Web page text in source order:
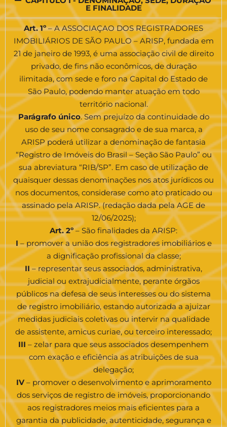
E FINALIDADE
Art. 1º– A ASSOCIAÇAO DOS REGISTRADORES
IMOBILIÁRIOS DE SÃO PAULO – ARISP, fundada em
21 de janeiro de 1993, é uma associação civil de direito
privado, de fins não econômicos, de duração
ilimitada, com sede e foro na Capital do Estado de
São Paulo, podendo manter atuação em todo
território nacional.
Parágrafo único. Sem prejuízo da continuidade do
uso de seu nome consagrado e de sua marca, a
ARISP poderá utilizar a denominação de fantasia
“Registro de Imóveis do Brasil – Seção São Paulo” ou
sua abreviatura “RIB/SP”. Em caso de utilização de
quaisquer dessas denominações nos atos jurídicos ou
nos documentos, considerase como ato praticado ou
assinado pela ARISP. (redação dada pela AGE de
12/06/2025);
Art. 2º– São finalidades da ARISP:
I– promover a união dos registradores imobiliários e
a dignificação profissional da classe;
II– representar seus associados, administrativa,
judicial ou extrajudicialmente, perante órgãos
públicos na defesa de seus interesses ou do sistema
de registro imobiliário, estando autorizada a ajuizar
medidas judiciais coletivas ou intervir na qualidade
de assistente, amicus curiae, ou terceiro interessado;
III – zelar para que seus associados desempenhem
com exação e eficiência as atribuições de sua
delegação;
IV– promover o desenvolvimento e aprimoramento
dos serviços de registro de imóveis, proporcionando
aos registradores meios mais eficientes para a
garantia da publicidade, autenticidade, segurança e